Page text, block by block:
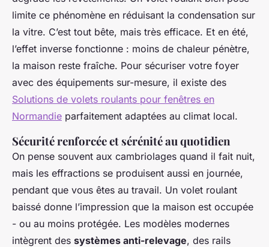
limite ce phénomène en réduisant la condensation sur
la vitre. C’est tout bête, mais très efficace. Et en été,
l’effet inverse fonctionne : moins de chaleur pénètre,
la maison reste fraîche. Pour sécuriser votre foyer
avec des équipements sur-mesure, il existe des
Solutions de volets roulants pour fenêtres en
Normandie parfaitement adaptées au climat local.
Sécurité renforcée et sérénité au quotidien
On pense souvent aux cambriolages quand il fait nuit,
mais les effractions se produisent aussi en journée,
pendant que vous êtes au travail. Un volet roulant
baissé donne l’impression que la maison est occupée
- ou au moins protégée. Les modèles modernes
intègrent des systèmes anti-relevage, des rails